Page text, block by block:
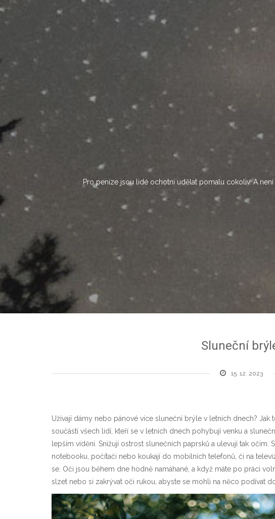
content
Pro peníze jsou lidé ochotni udělat pomalu cokoliv. A
Sluneční
15. 12. 2023
Užívají dámy nebo pánové více sluneční brýle v letních dnech?
součástí všech lidí, kteří se v letních dnech pohybují venku a
lepším vidění. Snižují ostrost slunečních paprsků a ulevují tak očím.
notebooku, počítači nebo koukají do mobilních telefonů, či na
se. Oči jsou během dne hodně namáhané, a když máte po práci
slzet nebo si zakrývat oči rukou, abyste se mohli na něco podívat